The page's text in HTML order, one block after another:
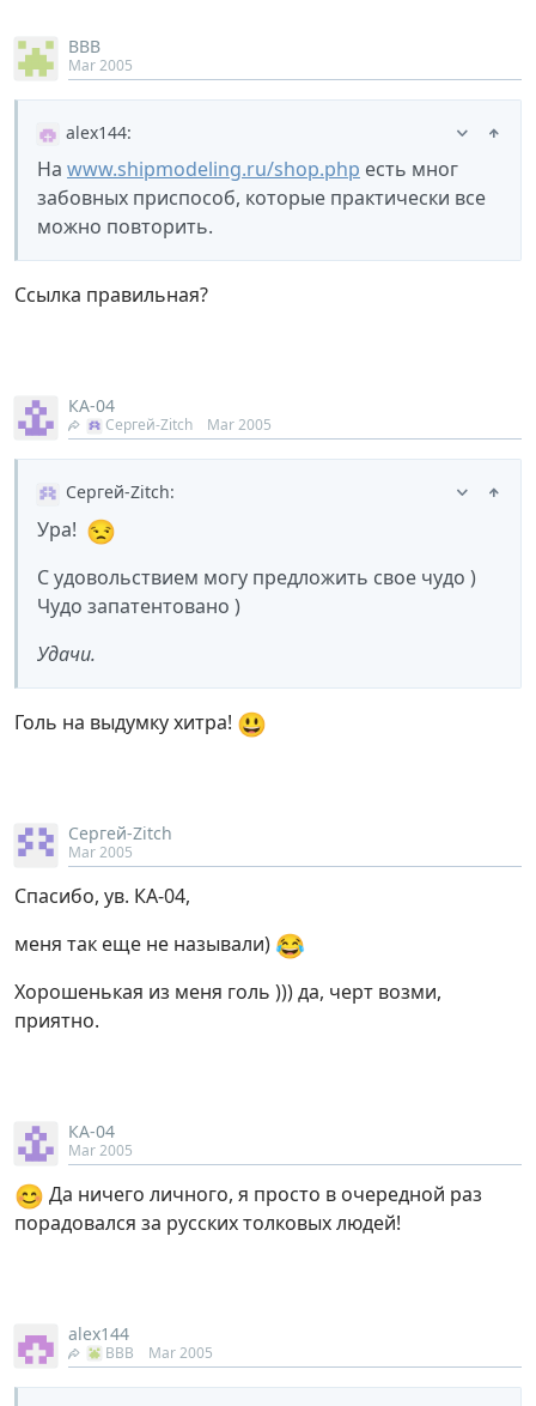
ВВВ
Mar 2005
alex144:
На www.shipmodeling.ru/shop.php есть мног
забовных приспособ, которые практически все
можно повторить.
Ссылка правильная?
КА-04
Сергей-Zitch Mar 2005
Сергей-Zitch:
Ура! 😒
С удовольствием могу предложить свое чудо )
Чудо запатентовано )
Удачи.
Голь на выдумку хитра! 😃
Сергей-Zitch
Mar 2005
Спасибо, ув. КА-04,
меня так еще не называли) 😂
Хорошенькая из меня голь ))) да, черт возми,
приятно.
КА-04
Mar 2005
😊 Да ничего личного, я просто в очередной раз
порадовался за русских толковых людей!
alex144
ВВВ Mar 2005